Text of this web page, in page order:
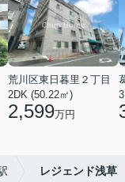
荒川区東日暮里２丁目
2DK (50.22㎡)
2,599万円
レジェンド浅草